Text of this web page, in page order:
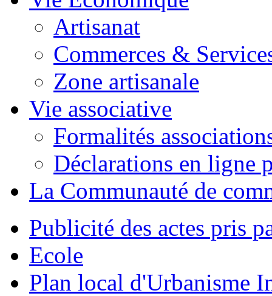
Artisanat
Commerces &
Zone artisanale
Vie associative
Formalités
Déclarations en ligne
La Communauté de
Publicité des actes pris
Ecole
Plan local d'Urbanisme